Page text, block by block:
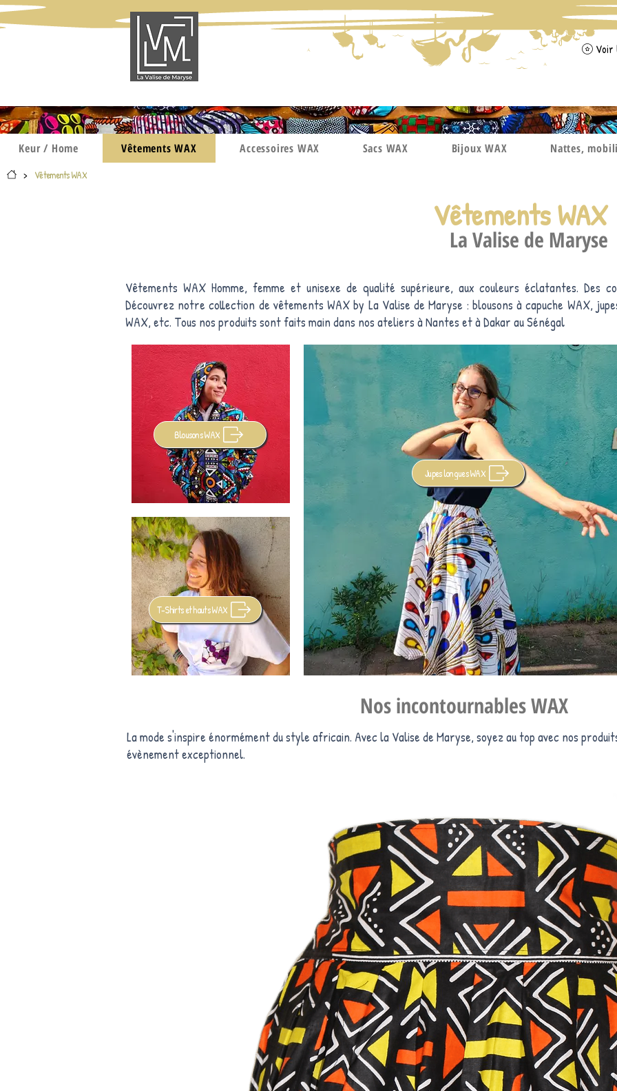
Voir
Keur / Home Vêtements WAX Accessoires WAX Sacs WAX Bijoux WAX Nattes,
> Vêtements WAX
La Valise de Maryse
Vêtements WAX
Vêtements WAX Homme, femme et unisexe de qualité supérieure, aux couleurs éclatantes. Des
Découvrez notre collection de vêtements WAX by La Valise de Maryse : blousons à capuche WAX,
WAX, etc. Tous nos produits sont faits main dans nos ateliers à Nantes et à Dakar au Sénégal
Blousons WAX
T-Shirts et hauts WAX
Jupes longues WAX
Nos incontournables WAX
La mode s'inspire énormément du style africain. Avec la Valise de Maryse, soyez au top avec nos
évènement exceptionnel.